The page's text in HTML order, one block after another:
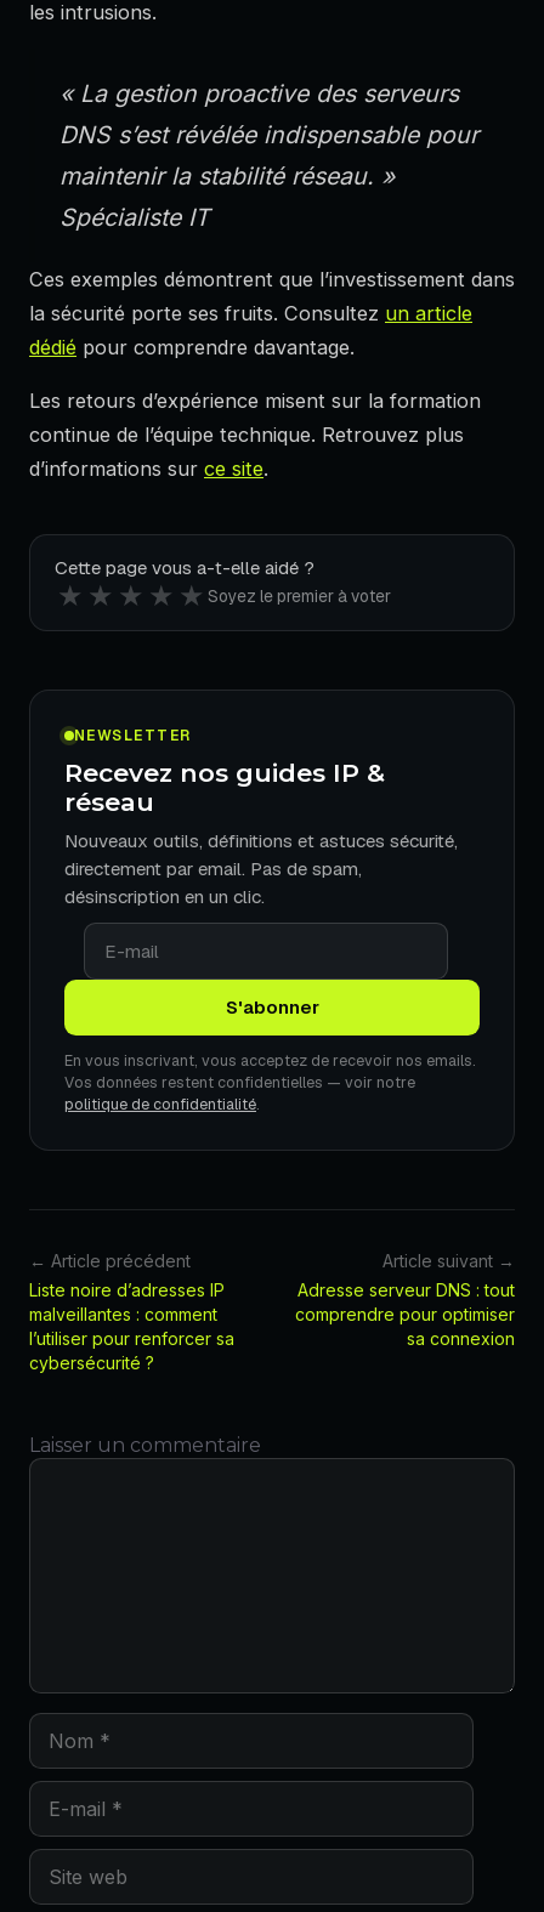
les intrusions.
« La gestion proactive des serveurs
DNS s’est révélée indispensable pour
maintenir la stabilité réseau. »
Spécialiste IT
Ces exemples démontrent que l’investissement dans
la sécurité porte ses fruits. Consultez un article
dédié pour comprendre davantage.
Les retours d’expérience misent sur la formation
continue de l’équipe technique. Retrouvez plus
d’informations sur ce site.
Cette page vous a-t-elle aidé ?
★ ★ ★ ★ ★ Soyez le premier à voter
NEWSLETTER
Recevez nos guides IP &
réseau
Nouveaux outils, définitions et astuces sécurité,
directement par email. Pas de spam,
désinscription en un clic.
En vous inscrivant, vous acceptez de recevoir nos emails.
Vos données restent confidentielles — voir notre
politique de confidentialité.
← Article précédent
Liste noire d’adresses IP
malveillantes : comment
l’utiliser pour renforcer sa
cybersécurité ?
Article suivant →
Adresse serveur DNS : tout
comprendre pour optimiser
sa connexion
Laisser un commentaire
Commentaire
Nom
E-
mail
Site
web